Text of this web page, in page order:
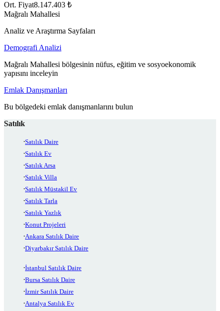
Ort. Fiyat8.147.403 ₺
Mağralı Mahallesi
Analiz ve Araştırma Sayfaları
Demografi Analizi
Mağralı Mahallesi bölgesinin nüfus, eğitim ve sosyoekonomik
yapısını inceleyin
Emlak Danışmanları
Bu bölgedeki emlak danışmanlarını bulun
Satılık
Satılık Daire
Satılık Ev
Satılık Arsa
Satılık Villa
Satılık Müstakil Ev
Satılık Tarla
Satılık Yazlık
Konut Projeleri
Ankara Satılık Daire
Diyarbakır Satılık Daire
İstanbul Satılık Daire
Bursa Satılık Daire
İzmir Satılık Daire
Antalya Satılık Ev